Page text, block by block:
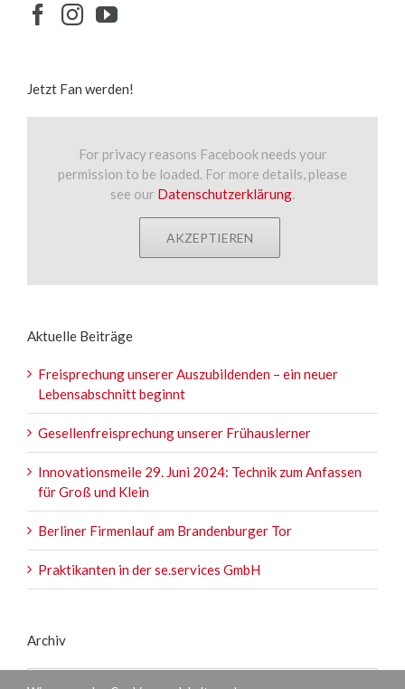
Jetzt Fan werden!
For privacy reasons Facebook needs your
permission to be loaded. For more details, please
see our Datenschutzerklärung.
AKZEPTIEREN
Aktuelle Beiträge
Freisprechung unserer Auszubildenden – ein neuer
Lebensabschnitt beginnt
Gesellenfreisprechung unserer Frühauslerner
Innovationsmeile 29. Juni 2024: Technik zum Anfassen
für Groß und Klein
Berliner Firmenlauf am Brandenburger Tor
Praktikanten in der se.services GmbH
Archiv